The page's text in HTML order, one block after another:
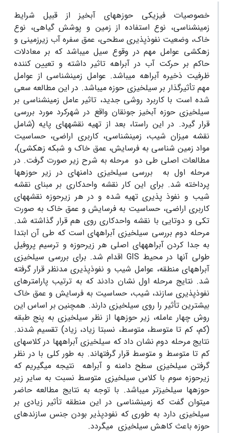
خصوصیات فیزیکی حوزه­های آبخیز از قبیل شرایط
زمین‏شناسی، نوع استفاده از زمین و پوشش گیاهی، نوع
خاک، وضعیت نفوذپذیری سطحی، عمق سفره­ آب­ زیرزمینی و
زهکشی عوامل مهم در وقوع سیل می­باشد که بر معادلات
حاکم بر حرکت آب در آبراهه تاثیر داشته و تعیین کننده
ظرفیت ذخیره آبراهه می‏باشد. عوامل زمین‏شناسی از عوامل
مهم تأثیرگذار بر سیل‏خیزی حوزه می‏باشد. در این مطالعه سعی
شده است با کاربرد روشی جدید، تاثیر عامل زمین‏شناسی بر
سیل‏خیزی حوزه آبخیز جونقان واقع در شهرکرد مورد بررسی
قرار گیرد. در این راستا، بعد از تهیه نقشه‏های پایه (شامل
نقشه میزان شیب، زمین‏شناسی، کاربری اراضی، حساسیت
مواد زمین شناسی به فرسایش، عمق خاک و شبکه زهکشی)،
مطالعات اصلی طی دو مرحله به شرح زیر صورت گرفت. در
مرحله اول به بررسی سیل‏خیزی دامنه‏ای در زیر حوزه‏ها
پرداخته شد. برای این کار نقشه واحدکاری بر مبنای نقشه
شیب و نفوذ پذیری تهیه شده و در هر زیرحوزه نقشه‏های
کاربری اراضی، حساسیت به فرسایش و عمق خاک به صورت
تکی و دوتایی با نقشه واحدکاری روی هم قرار گذاشته شد.
مرحله دوم بررسی سیل‏خیزی آبراهه‏ای است که طی آن ابتدا
به جدا کردن آبراهه‏های اصلی هر زیرحوزه و ترسیم پروفیل
طولی آنها در محیط GIS اقدام شد. برای بررسی سیل‏خیزی
آبراهه‏ای منطقه، عوامل شیب و نفوذپذیری مدنظر قرار گرفته
شد. نتایج مرحله اول نشان دادند که به ترتیب پارامترهای
نفوذپذیری سازند، شیب، حساسیت به فرسایش و عمق خاک
بیشترین تأثیر را روی سیل‏خیزی دارند. همچنین بر اساس این
روش چهار عامله، زیر حوزه‏ها از نظر سیل‏خیزی به پنج طبقه
(کم، کم تا متوسط، متوسط، نسبتا زیاد، زیاد) تقسیم شدند.
نتایج مرحله دوم نشان داد که سیل‏خیزی آبراهه‏ها در کلاس‏های
کم تا متوسط و متوسط قرار گرفته‏اند. به طور کلی با در نظر
گرفتن سیل‏خیزی سطح دامنه و آبراهه نتیجه می‏گیریم که
زیرحوزه سوم با کلاس سیل‏خیزی متوسط نسبت به سایر زیر
حوزه‏ها سیل‏خیزتر می­باشد. با توجه به نتایج مطالعه حاضر
می‏توان گفت که زمین­شناسی در این منطقه تأثیر زیادی بر
سیل‏خیزی دارد به طوری که نفودپذیر بودن جنس سازندهای
حوزه باعث کاهش سیل‏خیزی می‏گردد.